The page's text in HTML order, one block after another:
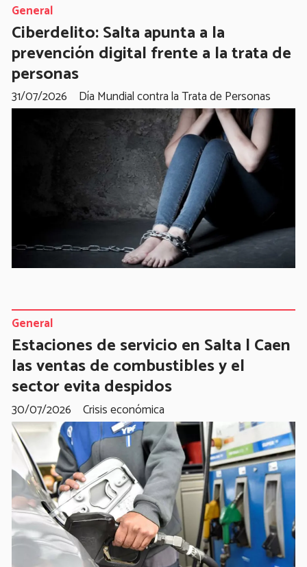
Ciberdelito: Salta apunta a la
prevención digital frente a la trata de
personas
Día Mundial contra la Trata de Personas
General
31/07/2026
Estaciones de servicio en Salta | Caen
las ventas de combustibles y el
sector evita despidos
Crisis económica
General
30/07/2026